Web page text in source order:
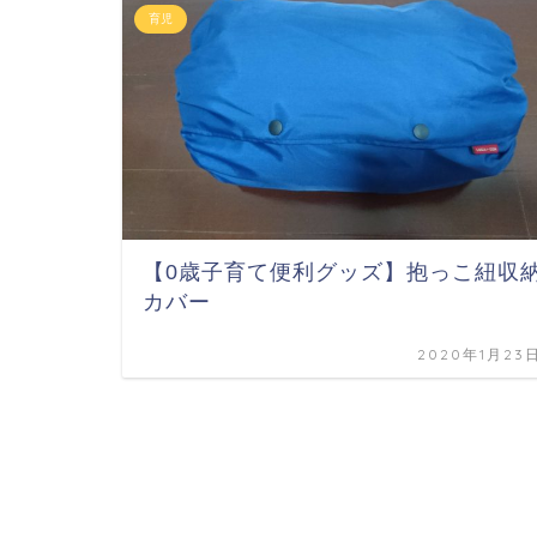
育児
【0歳子育て便利グッズ】抱っこ紐収
カバー
2020年1月23